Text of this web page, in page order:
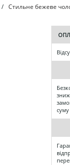
/ Стильне бежеве